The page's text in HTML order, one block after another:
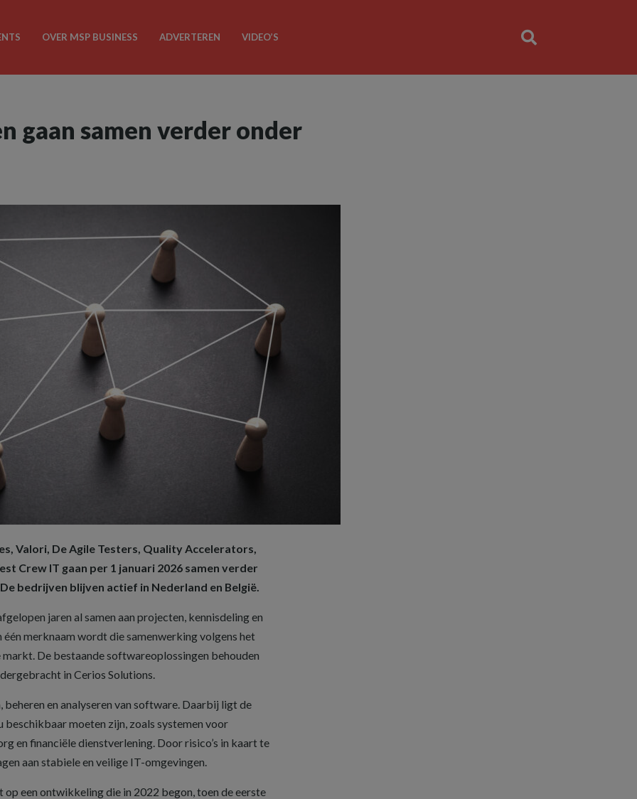
OVER MSP BUSINESS ADVERTEREN VIDEO’S
gaan samen verder onder
Valori, De Agile Testers, Quality Accelerators,
Crew IT gaan per 1 januari 2026 samen verder
bedrijven blijven actief in Nederland en België.
jaren al samen aan projecten, kennisdeling en
merknaam wordt die samenwerking volgens het
De bestaande softwareoplossingen behouden
in Cerios Solutions.
en analyseren van software. Daarbij ligt de
moeten zijn, zoals systemen voor
en financiële dienstverlening. Door risico’s in kaart te
aan stabiele en veilige IT-omgevingen.
op een ontwikkeling die in 2022 begon, toen de eerste